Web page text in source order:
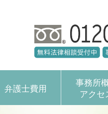
弁護士費用
事務所
アクセ